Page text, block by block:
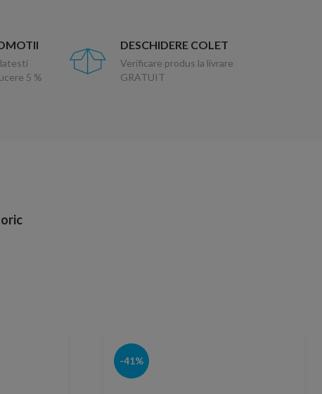
5 %
DESCHIDERE COLET
Verificare produs la livrare
GRATUIT
-41%